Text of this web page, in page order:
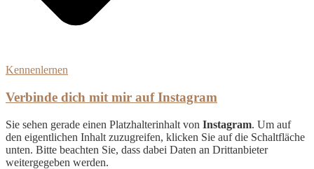
Kennenlernen
Verbinde dich mit mir auf Instagram
Sie sehen gerade einen Platzhalterinhalt von Instagram. Um auf
den eigentlichen Inhalt zuzugreifen, klicken Sie auf die Schaltfläche
unten. Bitte beachten Sie, dass dabei Daten an Drittanbieter
weitergegeben werden.